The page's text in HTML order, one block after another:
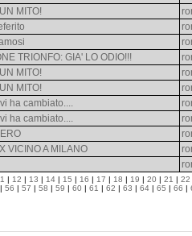
MITO!
TRIONFO: GIA' LO ODIO!!!
MITO!
MITO!
vi ha cambiato....
vi ha cambiato....
VICINO A MILANO
| 12 | 13 | 14 | 15 | 16 | 17 | 18 | 19 | 20 | 21 | 22
| 56 | 57 | 58 | 59 | 60 | 61 | 62 | 63 | 64 | 65 | 66 |